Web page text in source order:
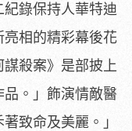
紀錄保持人華特迪
亮相的精彩幕後花
殺案》 是部披上
。」飾演情敵醫
致命及美麗。」